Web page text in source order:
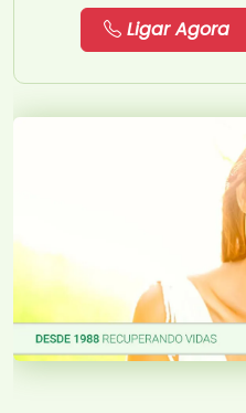
Ligar Agora